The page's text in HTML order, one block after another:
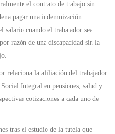
el contrato de trabajo sin
pagar una indemnización
salario cuando el trabajador sea
razón de una discapacidad sin la
relaciona la afiliación del trabajador
Integral en pensiones, salud y
cotizaciones a cada uno de
tras el estudio de la tutela que